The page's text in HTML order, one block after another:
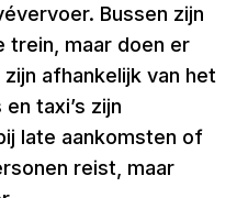
Bussen zijn
trein, maar doen er
afhankelijk van het
taxi’s zijn
late aankomsten of
reist, maar